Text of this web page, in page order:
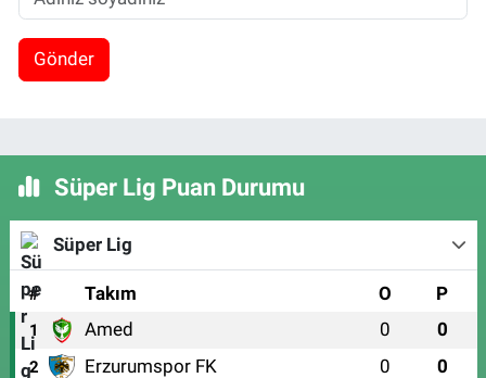
Gönder
Süper Lig Puan Durumu
Süper Lig
# Takım O P
1 Amed 0 0
2 Erzurumspor FK 0 0